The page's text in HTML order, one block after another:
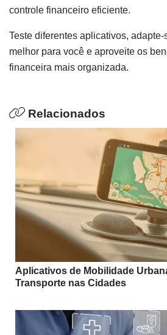
controle financeiro eficiente.
Teste diferentes aplicativos,
melhor para você e aproveite os
financeira mais organizada.
Relacionados
Aplicativos de Mobilidade
Transporte nas Cidades